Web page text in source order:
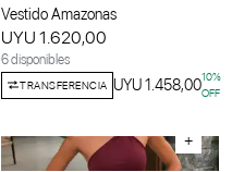
Vestido Amazonas
UYU 1.620,00
6 disponibles
TRANSFERENCIA UYU 1.458,0010%
OFF
+